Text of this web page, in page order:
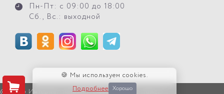
Пн-Пт: с 09:00 до 18:00
Сб., Вс.: выходной
© 2026 Интернет-магазин "Мебель БиН" г. Томск
🍪 Мы используем cookies.
Подробнее Хорошо